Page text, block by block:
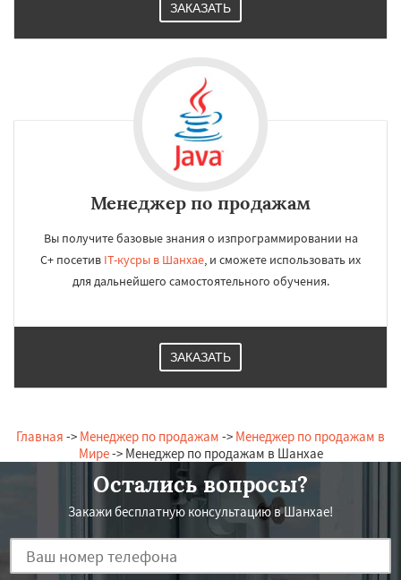
ЗАКАЗАТЬ
Менеджер по продажам
Вы получите базовые знания о изпрограммировании на
C+ посетив IT-кусры в Шанхае, и сможете использовать их
для дальнейшего самостоятельного обучения.
ЗАКАЗАТЬ
Главная -> Менеджер по продажам -> Менеджер по продажам в
Мире-> Менеджер по продажам в Шанхае
Остались вопросы?
Закажи бесплатную консультацию в Шанхае!